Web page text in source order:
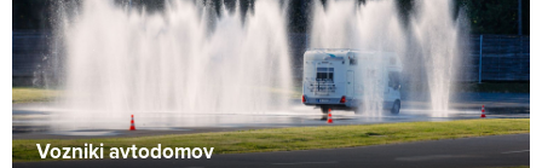
Vozniki avtodomov